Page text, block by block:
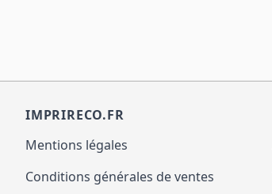
IMPRIRECO.FR
Mentions légales
Conditions générales de ventes